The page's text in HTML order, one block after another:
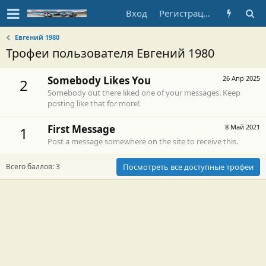
Вход Регистрация
Евгений 1980
Трофеи пользователя Евгений 1980
2 26 Апр 2025
Somebody Likes You
Somebody out there liked one of your messages. Keep
posting like that for more!
1 8 Май 2021
First Message
Post a message somewhere on the site to receive this.
Всего баллов: 3 Посмотреть все доступные трофеи